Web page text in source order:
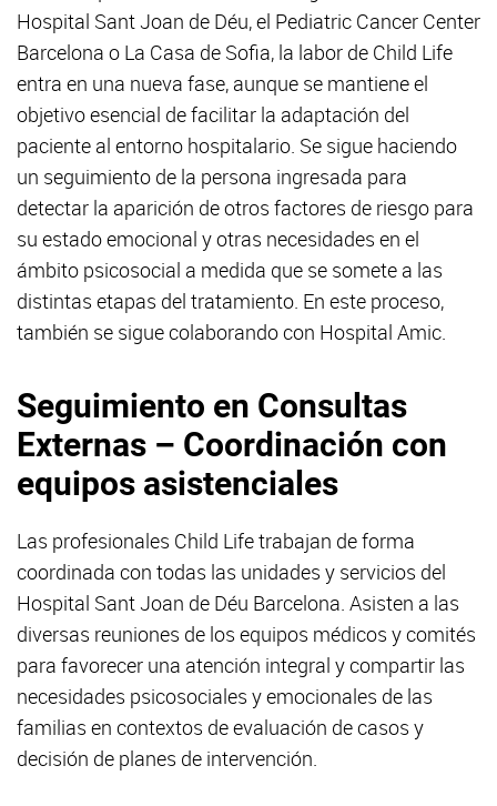
Hospital Sant Joan de Déu, el Pediatric Cancer Center
Barcelona o La Casa de Sofia, la labor de Child Life
entra en una nueva fase, aunque se mantiene el
objetivo esencial de facilitar la adaptación del
paciente al entorno hospitalario. Se sigue haciendo
un seguimiento de la persona ingresada para
detectar la aparición de otros factores de riesgo para
su estado emocional y otras necesidades en el
ámbito psicosocial a medida que se somete a las
distintas etapas del tratamiento. En este proceso,
también se sigue colaborando con Hospital Amic.
Seguimiento en Consultas
Externas – Coordinación con
equipos asistenciales
Las profesionales Child Life trabajan de forma
coordinada con todas las unidades y servicios del
Hospital Sant Joan de Déu Barcelona. Asisten a las
diversas reuniones de los equipos médicos y comités
para favorecer una atención integral y compartir las
necesidades psicosociales y emocionales de las
familias en contextos de evaluación de casos y
decisión de planes de intervención.